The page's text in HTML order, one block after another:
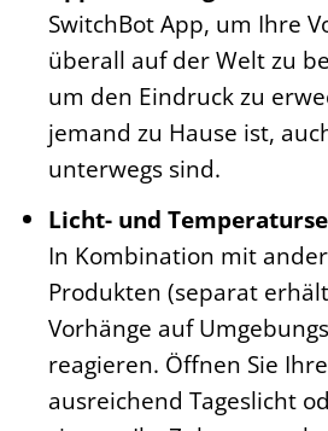
SwitchBot App, um Ihre
überall auf der Welt zu
um den Eindruck zu
jemand zu Hause ist,
unterwegs sind.
Licht- und
In Kombination mit
Produkten (separat
Vorhänge auf
reagieren. Öffnen Sie
ausreichend Tageslicht